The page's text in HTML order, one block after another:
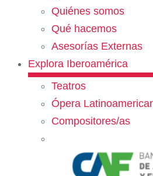
Quiénes somos
Qué hacemos
Asesorías Externas
Explora Iberoamérica
Teatros
Ópera
Compositores/as